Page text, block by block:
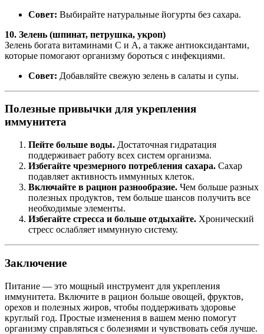
Совет: Выбирайте натуральные йогурты без сахара.
10. Зелень (шпинат, петрушка, укроп)
Зелень богата витаминами C и A, а также антиоксидантами,
которые помогают организму бороться с инфекциями.
Совет: Добавляйте свежую зелень в салаты и супы.
Полезные привычки для укрепления
иммунитета
Пейте больше воды. Достаточная гидратация
поддерживает работу всех систем организма.
Избегайте чрезмерного потребления сахара. Сахар
подавляет активность иммунных клеток.
Включайте в рацион разнообразие. Чем больше разных
полезных продуктов, тем больше шансов получить все
необходимые элементы.
Избегайте стресса и больше отдыхайте. Хронический
стресс ослабляет иммунную систему.
Заключение
Питание — это мощный инструмент для укрепления
иммунитета. Включите в рацион больше овощей, фруктов,
орехов и полезных жиров, чтобы поддерживать здоровье
круглый год. Простые изменения в вашем меню помогут
организму справляться с болезнями и чувствовать себя лучше.